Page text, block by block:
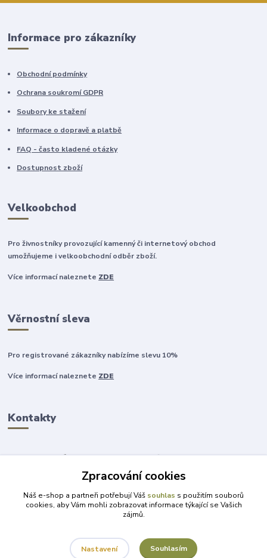
Informace pro zákazníky
Obchodní podmínky
Ochrana soukromí GDPR
Soubory ke stažení
Informace o dopravě a platbě
FAQ - často kladené otázky
Dostupnost zboží
Velkoobchod
Pro živnostníky provozující kamenný či internetový obchod
umožňujeme i velkoobchodní odběr zboží.
Více informací naleznete ZDE
Věrnostní sleva
Pro registrované zákazníky nabízíme slevu 10%
Více informací naleznete ZDE
Kontakty
+420 777 315 999
obchod@darky-pro-radost.cz
Zpracování cookies
Náš e-shop a partneři potřebují Váš souhlas s použitím souborů
cookies, aby Vám mohli zobrazovat informace týkající se Vašich
zájmů.
Nastavení Souhlasím